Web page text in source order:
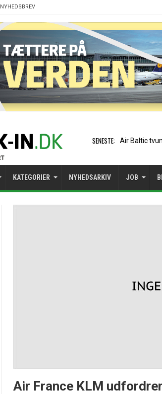
NYHEDSBREV
SENESTE: Stockholm-
KATEGORIER NYHEDSARKIV JOB
Air France KLM